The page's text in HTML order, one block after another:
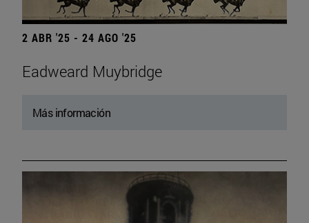
2 ABR '25 - 24 AGO '25
Eadweard Muybridge
Más información